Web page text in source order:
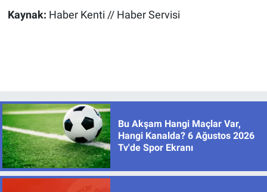
Kaynak: Haber Kenti // Haber Servisi
Bu Akşam Hangi Maçlar Var,
Hangi Kanalda? 6 Ağustos 2026
Tv'de Spor Ekranı